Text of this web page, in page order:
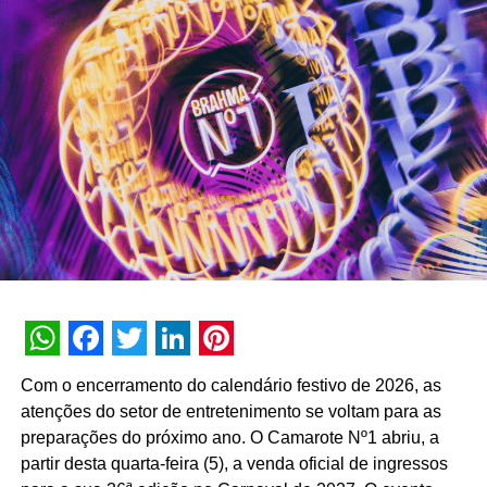
“A área de martech e e-commerce tem crescido
exponencialmente, tanto em nossa organização quanto
no mercado. Há muito tempo reconhecemos esse
potencial. Vimos na Box Martech uma grande
competência e uma oportunidade significativa para
expandir a atuação no nicho. Com o M&A, tenho
convicção de que iremos colocar nossas propostas em
mais mesas de negociação, consolidando o Grupo
Duo&Co como a principal e mais completa holding de
negócios digitais do país”, declara.
Duo&Co, expressa otimismo quanto à fusão. “A parceria
estratégica eleva os padrões de gestão e nos permite
Estamos entusiasmados com as oportunidades que a
fusão traz e confiantes de que alcançaremos novos
patamares de faturamento e expansão de negócios”,
detalha.
WhatsApp
Facebook
Twitter
LinkedIn
Pinterest
Com o encerramento do calendário festivo de 2026, as
atenções do setor de entretenimento se voltam para as
preparações do próximo ano. O Camarote Nº1 abriu, a
partir desta quarta-feira (5), a venda oficial de ingressos